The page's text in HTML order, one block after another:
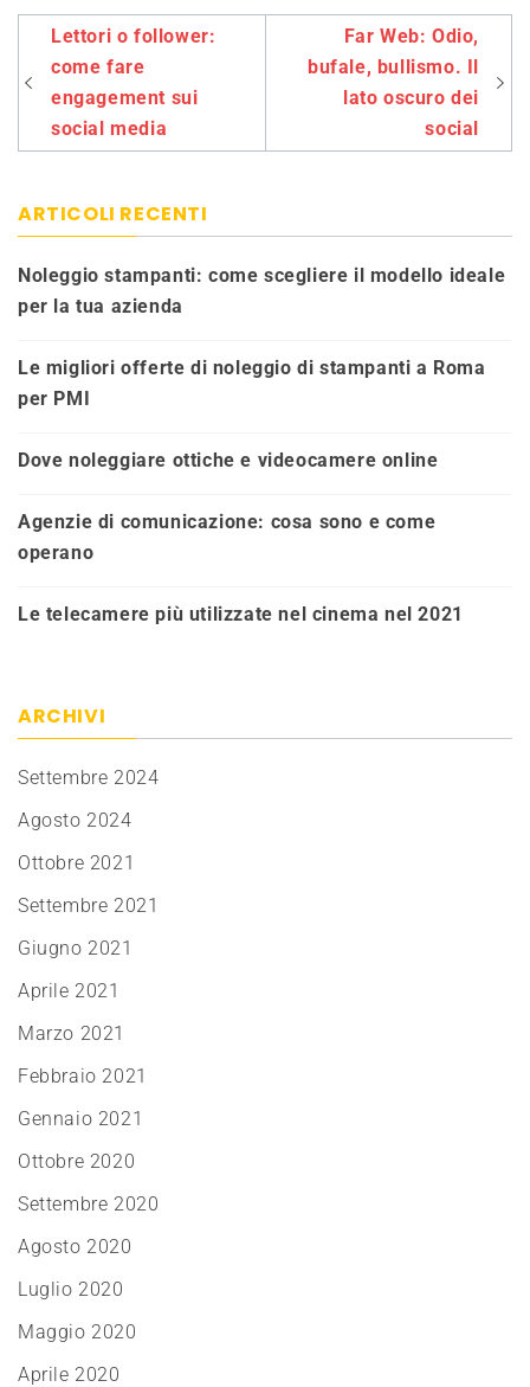
Navigazione
articoli
Lettori o follower:
come fare
engagement sui
social media
Far Web: Odio,
bufale, bullismo. Il
lato oscuro dei
social
ARTICOLI RECENTI
Noleggio stampanti: come scegliere il modello ideale
per la tua azienda
Le migliori offerte di noleggio di stampanti a Roma
per PMI
Dove noleggiare ottiche e videocamere online
Agenzie di comunicazione: cosa sono e come
operano
Le telecamere più utilizzate nel cinema nel 2021
ARCHIVI
Settembre 2024
Agosto 2024
Ottobre 2021
Settembre 2021
Giugno 2021
Aprile 2021
Marzo 2021
Febbraio 2021
Gennaio 2021
Ottobre 2020
Settembre 2020
Agosto 2020
Luglio 2020
Maggio 2020
Aprile 2020